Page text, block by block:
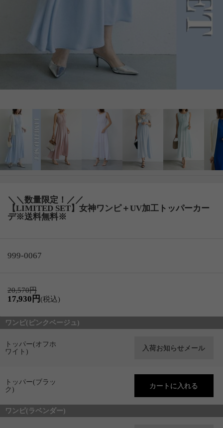
＼＼数量限定！／／
【LIMITED SET】女神ワンピ＋UV加工トッパーカー
デ※送料無料※
999-0067
20,570円
17,930円(税込)
ワンピ(ピンクベージュ)
トッパー(オフホ
ワイト)
トッパー(ブラッ
ク)
ワンピ(ラベンダー)